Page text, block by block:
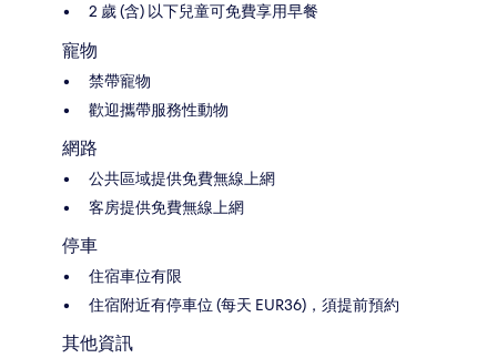
2 歲 (含) 以下兒童可免費享用早餐
寵物
禁帶寵物
歡迎攜帶服務性動物
網路
公共區域提供免費無線上網
客房提供免費無線上網
停車
住宿車位有限
住宿附近有停車位 (每天 EUR36)，須提前預約
其他資訊